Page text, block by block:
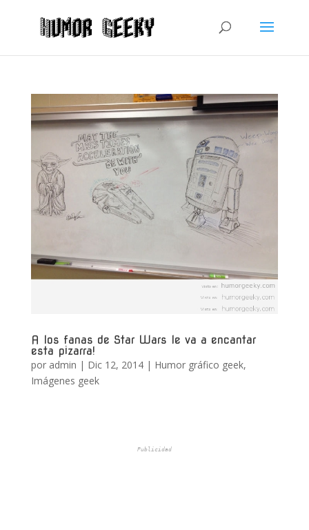
A los fanas de Star Wars le va a encantar
esta pizarra!
por admin | Dic 12, 2014| Humor gráfico geek,
Imágenes geek
Publicidad